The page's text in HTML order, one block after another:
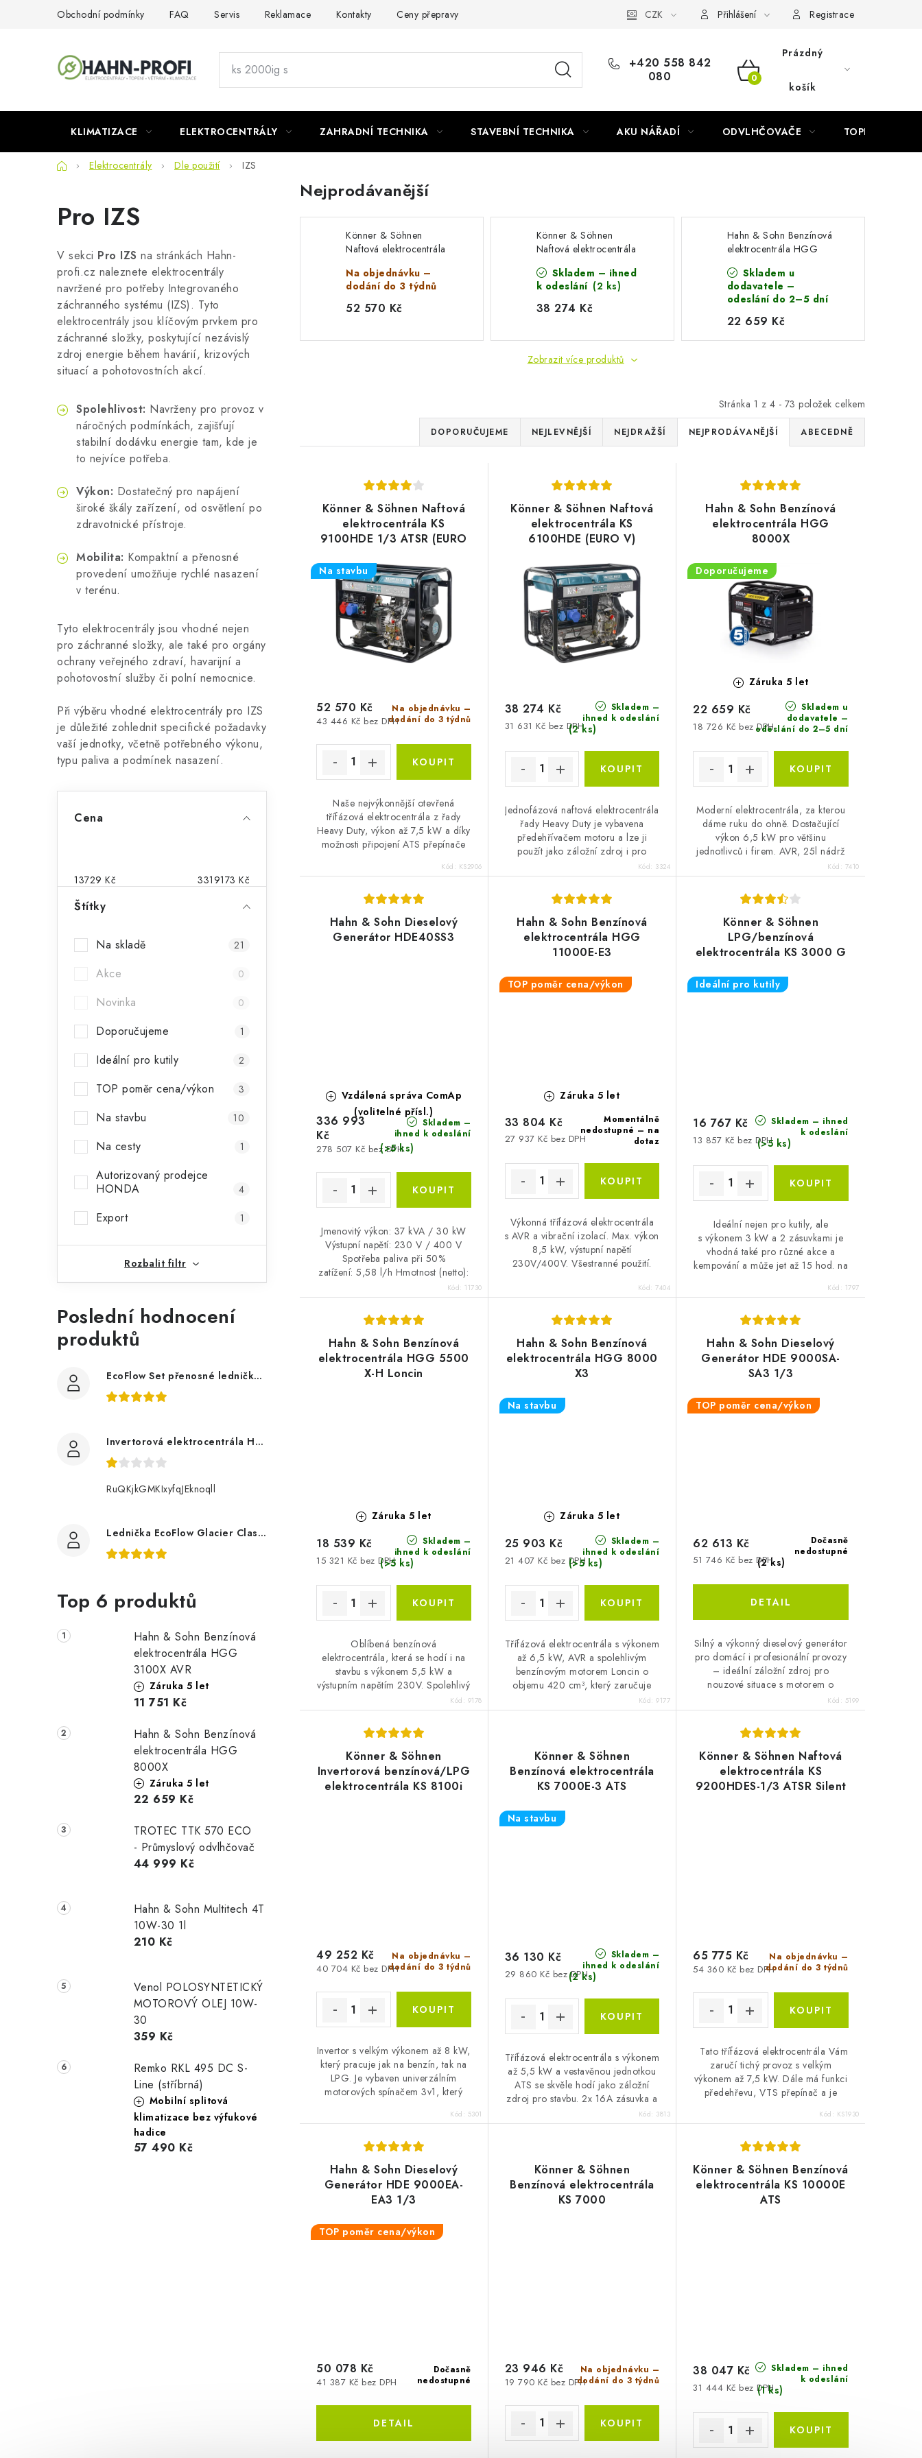
Obchodní podmínky FAQ Servis Reklamace Kontakty Ceny přepravy Náhradní díly Könner & Söhnen Reklamační řád
CZK Přihlášení Registrace
+420 558 842
080
NÁKUPNÍ
Prázdný
košík
KLIMATIZACE ELEKTROCENTRÁLY ZAHRADNÍ TECHNIKA STAVEBNÍ TECHNIKA AKU NÁŘADÍ ODVLHČOVAČE TOPIDLA
DomůElektrocentrály Dle použití IZS
Pro IZS
V sekci Pro IZS na stránkách Hahn-
profi.cz naleznete elektrocentrály
navržené pro potřeby Integrovaného
záchranného systému (IZS). Tyto
elektrocentrály jsou klíčovým prvkem pro
záchranné složky, poskytující nezávislý
zdroj energie během havárií, krizových
situací a pohotovostních akcí.
Spolehlivost: Navrženy pro provoz v
náročných podmínkách, zajišťují
stabilní dodávku energie tam, kde je
to nejvíce potřeba.
Výkon: Dostatečný pro napájení
široké škály zařízení, od osvětlení po
zdravotnické přístroje.
Mobilita: Kompaktní a přenosné
provedení umožňuje rychlé nasazení
v terénu.
Tyto elektrocentrály jsou vhodné nejen
pro záchranné složky, ale také pro orgány
ochrany veřejného zdraví, havarijní a
pohotovostní služby či polní nemocnice.
Při výběru vhodné elektrocentrály pro IZS
je důležité zohlednit specifické požadavky
vaší jednotky, včetně potřebného výkonu,
typu paliva a podmínek nasazení.
t
Cena
13729 Kč 3319173 Kč
Štítky
Na skladě 21
Akce 0
Novinka 0
Doporučujeme 1
Ideální pro kutily 2
TOP poměr cena/výkon 3
Na stavbu 10
Na cesty 1
Autorizovaný prodejce
HONDA
4
Export 1
Rozbalit filtr
Poslední hodnocení
produktů
EcoFlow Set přenosné ledničky GLACIER Classic 55 l s Glacier baterií
Invertorová elektrocentrála Hahn & Sohn H IG 2400
RuQKjkGMKIxyfqJEknoqll
Lednička EcoFlow Glacier Classic 55L
Top 6 produktů
Hahn & Sohn Benzínová
elektrocentrála HGG
3100X AVR
Záruka 5 let
11 751 Kč
Hahn & Sohn Benzínová
elektrocentrála HGG
8000X
Záruka 5 let
22 659 Kč
TROTEC TTK 570 ECO
- Průmyslový odvlhčovač
44 999 Kč
Hahn & Sohn Multitech 4T
10W-30 1l
210 Kč
Venol POLOSYNTETICKÝ
MOTOROVÝ OLEJ 10W-
30
359 Kč
Remko RKL 495 DC S-
Line (stříbrná)
Mobilní splitová
klimatizace bez výfukové
hadice
57 490 Kč
Nejprodávanější
Könner & Söhnen
Naftová elektrocentrála
(EURO V)
Na objednávku –
dodání do 3 týdnů
52 570 Kč
Könner & Söhnen
Naftová elektrocentrála
Skladem – ihned
k odeslání (2 ks)
38 274 Kč
Hahn & Sohn Benzínová
elektrocentrála HGG
Skladem u
dodavatele –
odeslání do 2–5 dní
22 659 Kč
Zobrazit více produktů
Stránka 1 z 4 - 73 položek celkem
Ř
a
z
e
n
í
p
r
o
d
k
t
ů
DOPORUČUJEME NEJLEVNĚJŠÍ NEJDRAŽŠÍ NEJPRODÁVANĚJŠÍ ABECEDNĚ
Könner & Söhnen Naftová
elektrocentrála KS
9100HDE 1/3 ATSR (EURO
Na stavbu
Na objednávku –
dodání do 3 týdnů
43 446 Kč bez DPH
52 570 Kč
Naše nejvýkonnější otevřená
třífázová elektrocentrála z řady
Heavy Duty, výkon až 7,5 kW a díky
možnosti připojení ATS přepínače
Kód: KS2906
Könner & Söhnen Naftová
elektrocentrála KS
6100HDE (EURO V)
Skladem –
ihned k odeslání
(2 ks)
31 631 Kč bez DPH
38 274 Kč
Jednofázová naftová elektrocentrála
řady Heavy Duty je vybavena
předehřívačem motoru a lze ji
použít jako záložní zdroj i pro
nepřetržitý provoz. Výkon 5,5 kW.
Kód: 3324
Hahn & Sohn Benzínová
elektrocentrála HGG
8000X
Doporučujeme
Záruka 5 let
Skladem u
dodavatele –
odeslání do 2–5 dní
18 726 Kč bez DPH
22 659 Kč
Moderní elektrocentrála, za kterou
dáme ruku do ohně. Dostačující
výkon 6,5 kW pro většinu
jednotlivců i firem. AVR, 25l nádrž
a pevné pouzdro s vibrační izolací.
Kód: 7410
Hahn & Sohn Dieselový
Generátor HDE40SS3
Vzdálená správa ComAp
(volitelné přísl.)
Skladem –
ihned k odeslání
(>5 ks)
278 507 Kč bez DPH
336 993
Kč
Jmenovitý výkon: 37 kVA / 30 kW
Výstupní napětí: 230 V / 400 V
Spotřeba paliva při 50%
zatížení: 5,58 l/h Hmotnost (netto):
Kód: 11730
Hahn & Sohn Benzínová
elektrocentrála HGG
11000E-E3
TOP poměr cena/výkon
Záruka 5 let
Momentálně
nedostupné – na
dotaz
27 937 Kč bez DPH
33 804 Kč
Výkonná třífázová elektrocentrála
s AVR a vibrační izolací. Max. výkon
8,5 kW, výstupní napětí
230V/400V. Všestranné použití.
Kód:7404
Könner & Söhnen
LPG/benzínová
elektrocentrála KS 3000 G
Ideální pro kutily
Skladem – ihned
k odeslání
(>5 ks)
13 857 Kč bez DPH
16 767 Kč
Ideální nejen pro kutily, ale
s výkonem 3 kW a 2 zásuvkami je
vhodná také pro různé akce a
kempování a může jet až 15 hod. na
Kód: 1797
Hahn & Sohn Benzínová
elektrocentrála HGG 5500
X-H Loncin
Záruka 5 let
Skladem –
ihned k odeslání
(>5 ks)
15 321 Kč bez DPH
18 539 Kč
Oblíbená benzínová
elektrocentrála, která se hodí i na
stavbu s výkonem 5,5 kW a
výstupním napětím 230V. Spolehlivý
motor značky Loncin a velká nádrž.
Kód: 9178
Hahn & Sohn Benzínová
elektrocentrála HGG 8000
X3
Na stavbu
Záruka 5 let
Skladem –
ihned k odeslání
(>5 ks)
21 407 Kč bez DPH
25 903 Kč
Třífázová elektrocentrála s výkonem
až 6,5 kW, AVR a spolehlivým
benzínovým motorem Loncin o
objemu 420 cm³, který zaručuje
mnoho let bezproblémového
provozu.
Kód:9177
Hahn & Sohn Dieselový
Generátor HDE 9000SA-
SA3 1/3
TOP poměr cena/výkon
Dočasně
nedostupné
(2 ks)
51 746 Kč bez DPH
62 613 Kč
Silný a výkonný dieselový generátor
pro domácí i profesionální provozy
– ideální záložní zdroj pro
nouzové situace s motorem o
objemu 490 cm³ a výkonem 6,5
kW. 3 zásuvky a...
Kód: 5199
Könner & Söhnen
Invertorová benzínová/LPG
elektrocentrála KS 8100i
Na objednávku –
dodání do 3 týdnů
40 704 Kč bez DPH
49 252 Kč
Invertor s velkým výkonem až 8 kW,
který pracuje jak na benzín, tak na
LPG. Je vybaven univerzálním
motorových spínačem 3v1, který
Kód: 5301
Könner & Söhnen
Benzínová elektrocentrála
KS 7000E-3 ATS
Na stavbu
Skladem –
ihned k odeslání
(2 ks)
29 860 Kč bez DPH
36 130 Kč
Třífázová elektrocentrála s výkonem
až 5,5 kW a vestavěnou jednotkou
ATS se skvěle hodí jako záložní
zdroj pro stavbu. 2x 16A zásuvka a
nádrž na 25 l zaručí až 17...Kód: 3813
Könner & Söhnen Naftová
elektrocentrála KS
9200HDES-1/3 ATSR Silent
Na objednávku –
dodání do 3 týdnů
54 360 Kč bez DPH
65 775 Kč
Tato třífázová elektrocentrála Vám
zaručí tichý provoz s velkým
výkonem až 7,5 kW. Dále má funkci
předehřevu, VTS přepínač a je
Kód: KS1930
Hahn & Sohn Dieselový
Generátor HDE 9000EA-
EA3 1/3
TOP poměr cena/výkon
Dočasně
nedostupné
41 387 Kč bez DPH
50 078 Kč
Könner & Söhnen
Benzínová elektrocentrála
KS 7000
Na objednávku –
dodání do 3 týdnů
19 790 Kč bez DPH
23 946 Kč
Könner & Söhnen Benzínová
elektrocentrála KS 10000E
ATS
Skladem – ihned
k odeslání
(1 ks)
31 444 Kč bez DPH
38 047 Kč